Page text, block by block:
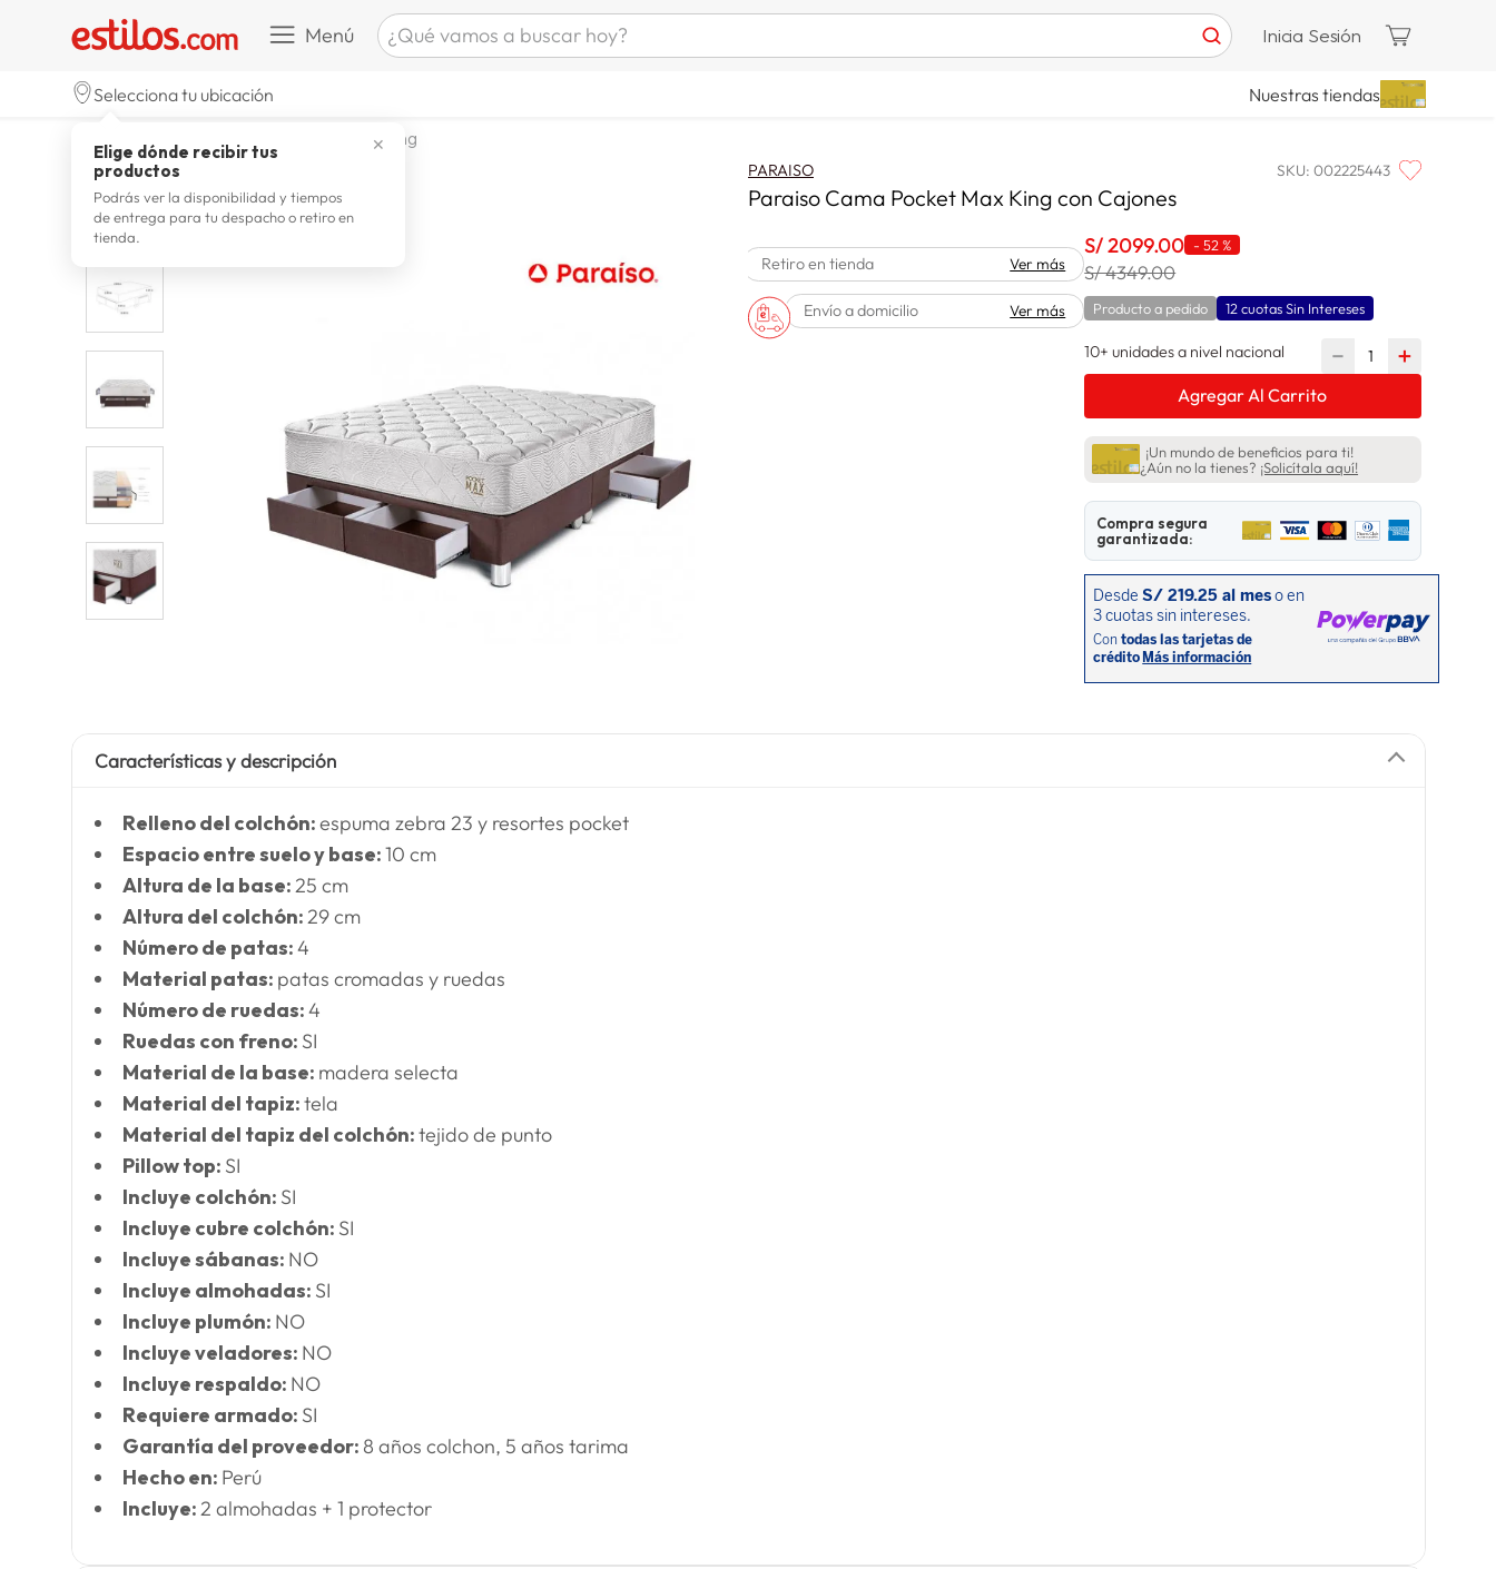
Menú ¿Qué vamos a buscar hoy?
terrex
9. cocina
10. lavadora
Inicia Sesión
Selecciona tu ubicación
✕
Elige dónde recibir tus
productos
Podrás ver la disponibilidad y tiempos
de entrega para tu despacho o retiro en
tienda.
Nuestras tiendas
camas king
PARAISO SKU: 002225443
Paraiso Cama Pocket Max King con Cajones
Retiro en tienda Ver más
Envío a domicilio Ver más
S/2099.00 -52 %
S/ 4349.00
Producto a pedido 12 cuotas Sin Intereses
10+ unidades a nivel nacional ＋
－
Agregar Al Carrito
¡Un mundo de beneficios para ti!
¿Aún no la tienes? ¡Solicítala aquí!
Compra segura
garantizada:
Características y descripción
Relleno del colchón:espuma zebra 23 y resortes pocket
Espacio entre suelo y base:10 cm
Altura de la base:25 cm
Altura del colchón:29 cm
Número de patas:4
Material patas: patas cromadas y ruedas
Número de ruedas:4
Ruedas con freno: SI
Material de la base: madera selecta
Material del tapiz:tela
Material del tapiz del colchón:tejido de punto
Pillow top: SI
Incluye colchón: SI
Incluye cubre colchón: SI
Incluye sábanas: NO
Incluye almohadas: SI
Incluye plumón: NO
Incluye veladores: NO
Incluye respaldo: NO
Requiere armado: SI
Garantía del proveedor: 8 años colchon, 5 años tarima
Hecho en: Perú
Incluye:2 almohadas + 1 protector